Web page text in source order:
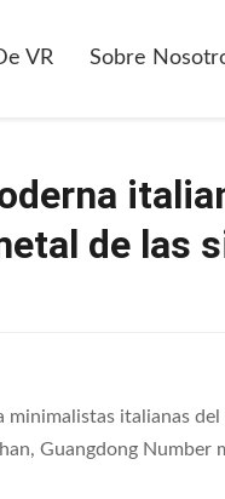
VR Sobre
de las
italianas
Guangdong Number